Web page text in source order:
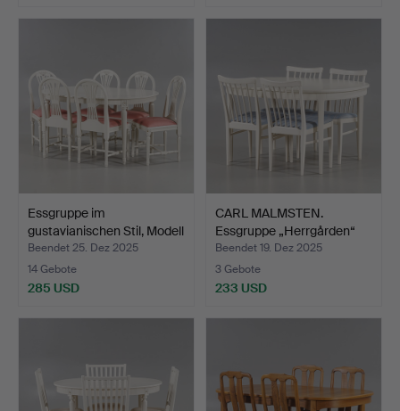
Essgruppe im
gustavianischen Stil, Modell
…
Beendet 25. Dez 2025
14 Gebote
285 USD
CARL MALMSTEN.
Essgruppe „Herrgården“
Boda…
Beendet 19. Dez 2025
3 Gebote
233 USD